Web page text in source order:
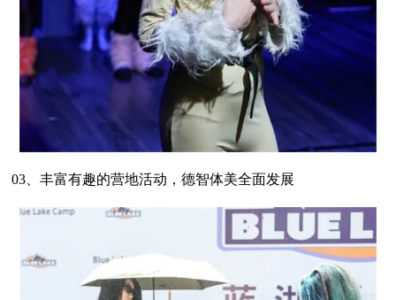
03、丰富有趣的营地活动，德智体美全面发展